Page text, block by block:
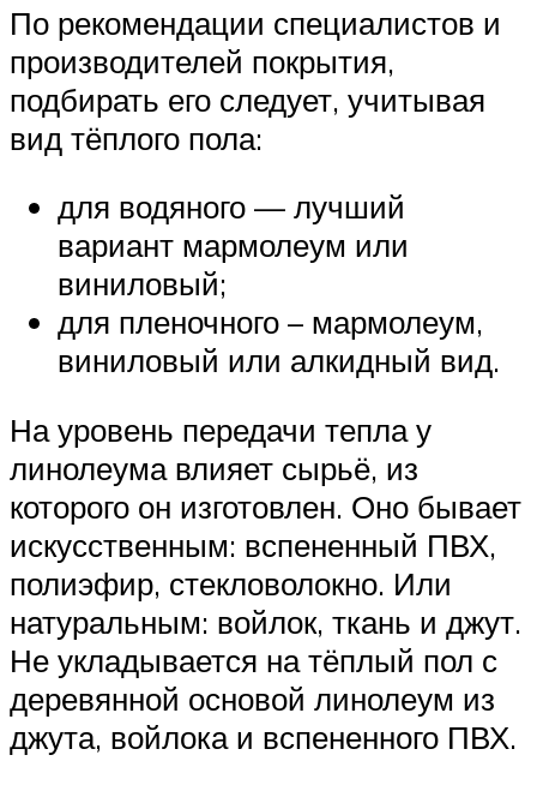
По рекомендации специалистов и
производителей покрытия,
подбирать его следует, учитывая
вид тёплого пола:
для водяного — лучший
вариант мармолеум или
виниловый;
для пленочного – мармолеум,
виниловый или алкидный вид.
На уровень передачи тепла у
линолеума влияет сырьё, из
которого он изготовлен. Оно бывает
искусственным: вспененный ПВХ,
полиэфир, стекловолокно. Или
натуральным: войлок, ткань и джут.
Не укладывается на тёплый пол с
деревянной основой линолеум из
джута, войлока и вспененного ПВХ.